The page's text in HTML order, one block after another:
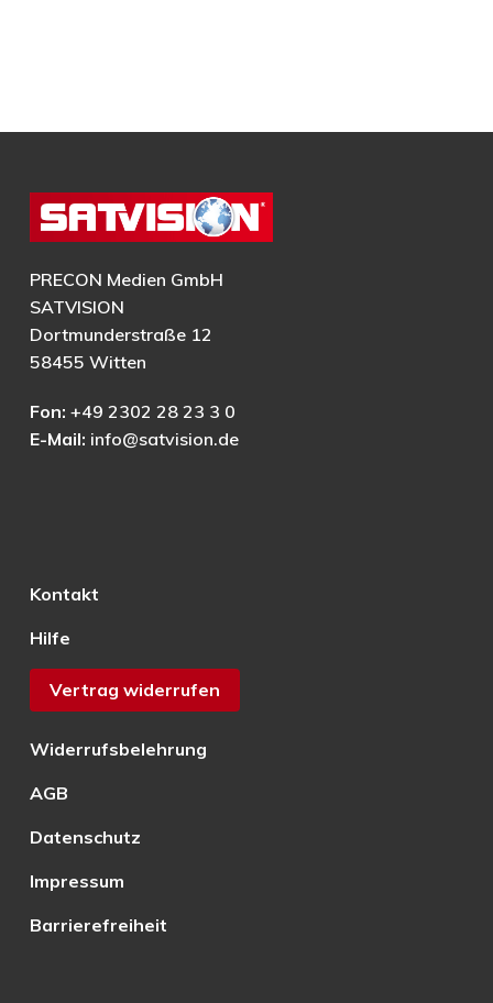
PRECON Medien GmbH
SATVISION
Dortmunderstraße 12
58455 Witten
Fon: +49 2302 28 23 3 0
E-Mail: info@satvision.de
Kontakt
Hilfe
Vertrag widerrufen
Widerrufsbelehrung
AGB
Datenschutz
Impressum
Barrierefreiheit